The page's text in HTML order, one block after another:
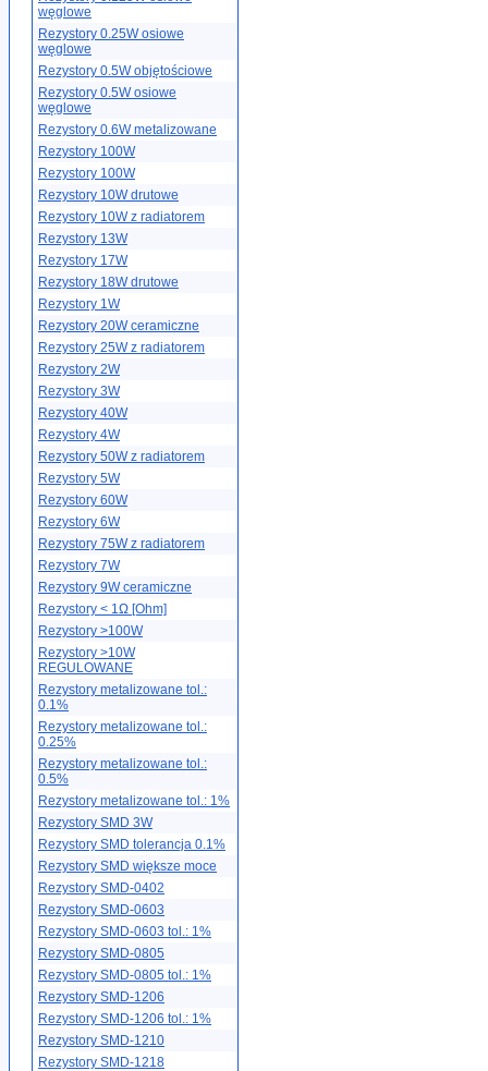
węglowe
Rezystory 0.25W osiowe
węglowe
Rezystory 0.5W objętościowe
Rezystory 0.5W osiowe
węglowe
Rezystory 0.6W metalizowane
Rezystory 100W
Rezystory 100W
Rezystory 10W drutowe
Rezystory 10W z radiatorem
Rezystory 13W
Rezystory 17W
Rezystory 18W drutowe
Rezystory 1W
Rezystory 20W ceramiczne
Rezystory 25W z radiatorem
Rezystory 2W
Rezystory 3W
Rezystory 40W
Rezystory 4W
Rezystory 50W z radiatorem
Rezystory 5W
Rezystory 60W
Rezystory 6W
Rezystory 75W z radiatorem
Rezystory 7W
Rezystory 9W ceramiczne
Rezystory < 1Ω [Ohm]
Rezystory >100W
Rezystory >10W
REGULOWANE
Rezystory metalizowane tol.:
0.1%
Rezystory metalizowane tol.:
0.25%
Rezystory metalizowane tol.:
0.5%
Rezystory metalizowane tol.: 1%
Rezystory SMD 3W
Rezystory SMD tolerancja 0.1%
Rezystory SMD większe moce
Rezystory SMD-0402
Rezystory SMD-0603
Rezystory SMD-0603 tol.: 1%
Rezystory SMD-0805
Rezystory SMD-0805 tol.: 1%
Rezystory SMD-1206
Rezystory SMD-1206 tol.: 1%
Rezystory SMD-1210
Rezystory SMD-1218